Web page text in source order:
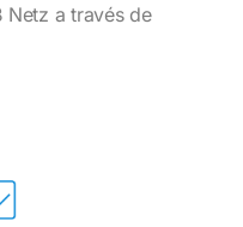
Netz a través de